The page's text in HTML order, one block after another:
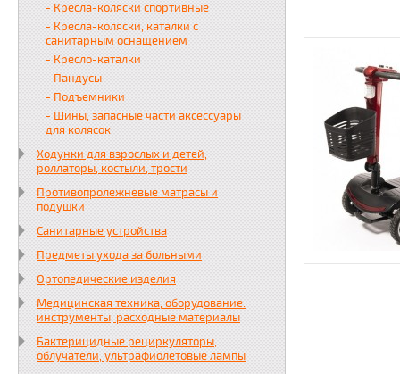
- Кресла-коляски спортивные
- Кресла-коляски, каталки с
санитарным оснащением
- Кресло-каталки
- Пандусы
- Подъемники
- Шины, запасные части аксессуары
для колясок
Ходунки для взрослых и детей,
роллаторы, костыли, трости
Противопролежневые матрасы и
подушки
Санитарные устройства
Предметы ухода за больными
Ортопедические изделия
Медицинская техника, оборудование.
инструменты, расходные материалы
Бактерицидные рециркуляторы,
облучатели, ультрафиолетовые лампы